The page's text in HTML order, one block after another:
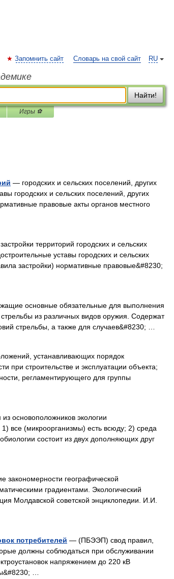
RU
Запомнить сайт Словарь на свой сайт
Найти!
Игры ⚽
— городских и сельских поселений, других
городских и сельских поселений, других
правовые акты органов местного
территорий городских и сельских
уставы городских и сельских
застройки) нормативные правовые&#8230;
основные обязательные для выполнения
из различных видов оружия. Содержат
стрельбы, а также для случаев&#8230; …
устанавливающих порядок
при строительстве и эксплуатации объекта;
регламентирующего для группы
основоположников экологии
все (микроорганизмы) есть всюду; 2) среда
состоит из двух дополняющих друг
географической
градиентами. Экологический
Молдавской советской энциклопедии. И.И.
потребителей — (ПБЭЭП) свод правил,
должны соблюдаться при обслуживании
напряжением до 220 кВ
…